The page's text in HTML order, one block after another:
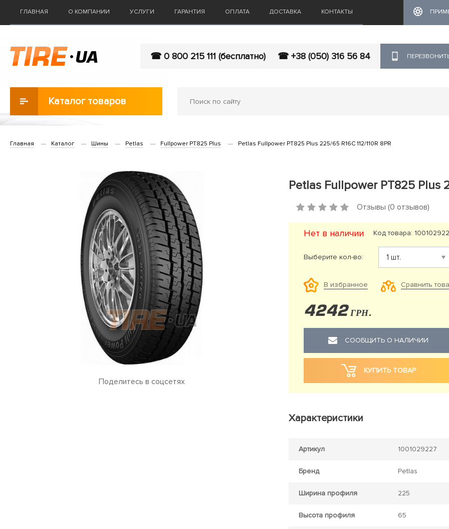
ГЛАВНАЯ О КОМПАНИИ УСЛУГИ ГАРАНТИЯ ОПЛАТА ДОСТАВКА КОНТАКТЫ
☎ 0 800 215 111 (бесплатно) ☎ +38 (050) 316 56 84
Каталог товаров
Главная Каталог Шины Petlas Fullpower PT825 Plus Petlas Fullpower PT825 Plus 225/65 R16C 112/110R 8PR
Поделитесь в соцсетях
Petlas Fullpower PT825 Plus
Отзывы (0 отзывов)
Нет в наличии Код товара:
Выберите кол-во:
В избранное Сравнить
4242 ГРН.
СООБЩИТЬ О НАЛИЧИИ
КУПИТЬ ТОВАР
Характеристики
Артикул 1001029227
Бренд Petlas
Ширина профиля 225
Высота профиля 65